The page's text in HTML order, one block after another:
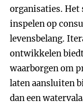
organisaties. Het
inspelen op
levensbelang.
ontwikkelen
waarborgen om
laten aansluiten
dan een